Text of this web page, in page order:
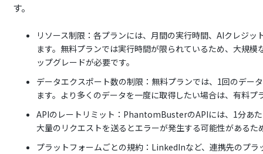
す。
リソース制限：各プランには、月間の実行時間、AIクレジ
ます。無料プランでは実行時間が限られているため、大規
ップグレードが必要です。
データエクスポート数の制限：無料プランでは、1回のデー
ます。より多くのデータを一度に取得したい場合は、有料プ
APIのレートリミット：PhantomBusterのAPIには、1分あ
大量のリクエストを送るとエラーが発生する可能性があるた
プラットフォームごとの規約：LinkedInなど、連携先のプ